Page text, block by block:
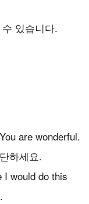
있습니다.
are wonderful.
하세요.
I would do this